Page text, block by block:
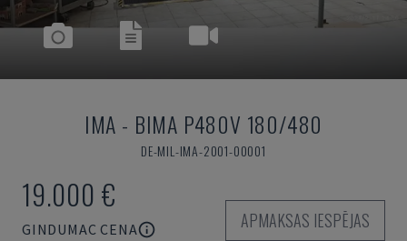
IMA - BIMA P480V 180/480
DE-MIL-IMA-2001-00001
19.000 €
GINDUMAC CENA
APMAKSAS IESPĒJAS